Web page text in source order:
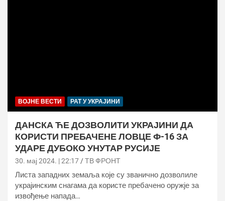
ВОЈНЕ ВЕСТИ РАТ У УКРАЈИНИ
ДАНСКА ЋЕ ДОЗВОЛИТИ УКРАЈИНИ ДА
КОРИСТИ ПРЕБАЧЕНЕ ЛОВЦЕ Ф-16 ЗА
УДАРЕ ДУБОКО УНУТАР РУСИЈЕ
30. мај 2024. | 22:17 ТВ ФРОНТ
Листа западних земаља које су званично дозволиле
украјинским снагама да користе пребачено оружје за
извођење напада…